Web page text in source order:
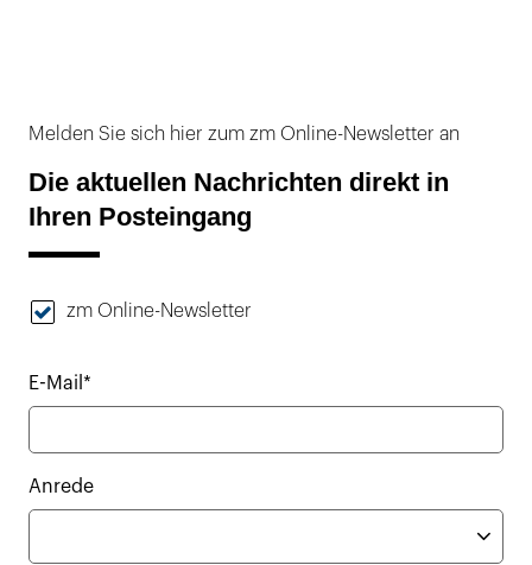
Melden Sie sich hier zum zm Online-Newsletter an
Die aktuellen Nachrichten direkt in
Ihren Posteingang
zm Online-Newsletter
E-Mail*
Anrede